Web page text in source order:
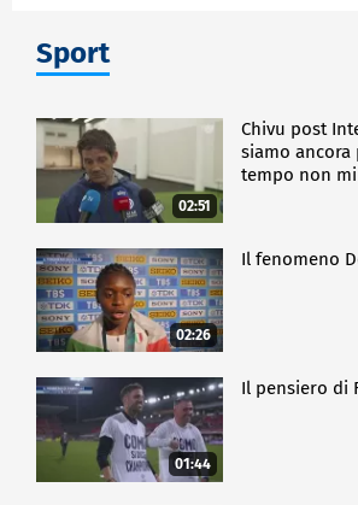
Sport
02:51
Chivu post
siamo
tempo non
02:26
Il fenomeno
01:44
Il pensiero di